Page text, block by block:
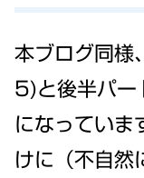
本ブログ同
5)と後半パ
になっていま
けに（不自然